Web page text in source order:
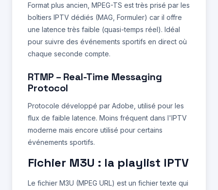
Format plus ancien, MPEG-TS est très prisé par les
boîtiers IPTV dédiés (MAG, Formuler) car il offre
une latence très faible (quasi-temps réel). Idéal
pour suivre des événements sportifs en direct où
chaque seconde compte.
RTMP – Real-Time Messaging
Protocol
Protocole développé par Adobe, utilisé pour les
flux de faible latence. Moins fréquent dans l'IPTV
moderne mais encore utilisé pour certains
événements sportifs.
Fichier M3U : la playlist IPTV
Le fichier M3U (MPEG URL) est un fichier texte qui